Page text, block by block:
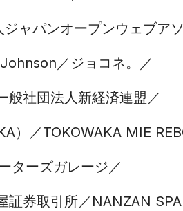
ャパンオープンウェブア
ジョコネ。
般社団法人新経済連盟
） TOKOWAKA MIE
ターズガレージ
証券取引所 NANZAN